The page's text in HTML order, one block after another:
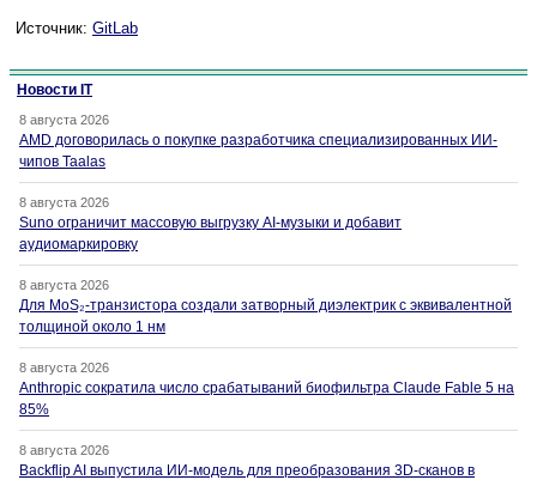
Источник: GitLab
Новости IT
8 августа 2026
AMD договорилась о покупке разработчика специализированных ИИ-
чипов Taalas
8 августа 2026
Suno ограничит массовую выгрузку AI-музыки и добавит
аудиомаркировку
8 августа 2026
Для MoS₂-транзистора создали затворный диэлектрик с эквивалентной
толщиной около 1 нм
8 августа 2026
Anthropic сократила число срабатываний биофильтра Claude Fable 5 на
85%
8 августа 2026
Backflip AI выпустила ИИ-модель для преобразования 3D-сканов в